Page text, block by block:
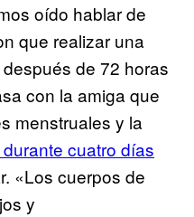
oído hablar de
que realizar una
después de 72 horas
con la amiga que
menstruales y la
durante cuatro días
«Los cuerpos de
y